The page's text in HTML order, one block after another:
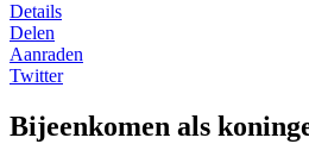
Details
Delen
Aanraden
Twitter
Bijeenkomen als